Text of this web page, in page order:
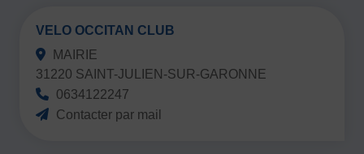
VELO OCCITAN CLUB
MAIRIE
31220 SAINT-JULIEN-SUR-GARONNE
0634122247
Contacter par mail